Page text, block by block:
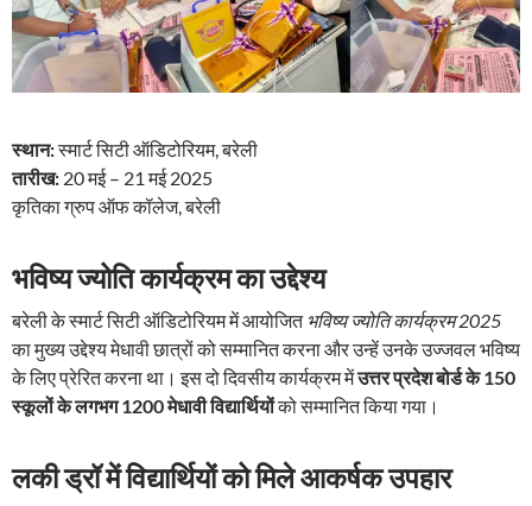
स्थान:स्मार्ट सिटी ऑडिटोरियम, बरेली
तारीख: 20 मई – 21 मई 2025
कृतिका ग्रुप ऑफ कॉलेज, बरेली
भविष्य ज्योति कार्यक्रम का उद्देश्य
बरेली के स्मार्ट सिटी ऑडिटोरियम में आयोजित भविष्य ज्योति कार्यक्रम 2025
का मुख्य उद्देश्य मेधावी छात्रों को सम्मानित करना और उन्हें उनके उज्जवल भविष्य
के लिए प्रेरित करना था। इस दो दिवसीय कार्यक्रम मेंउत्तर प्रदेश बोर्ड के 150
स्कूलों के लगभग 1200 मेधावी विद्यार्थियोंको सम्मानित किया गया।
लकी ड्रॉ में विद्यार्थियों को मिले आकर्षक उपहार